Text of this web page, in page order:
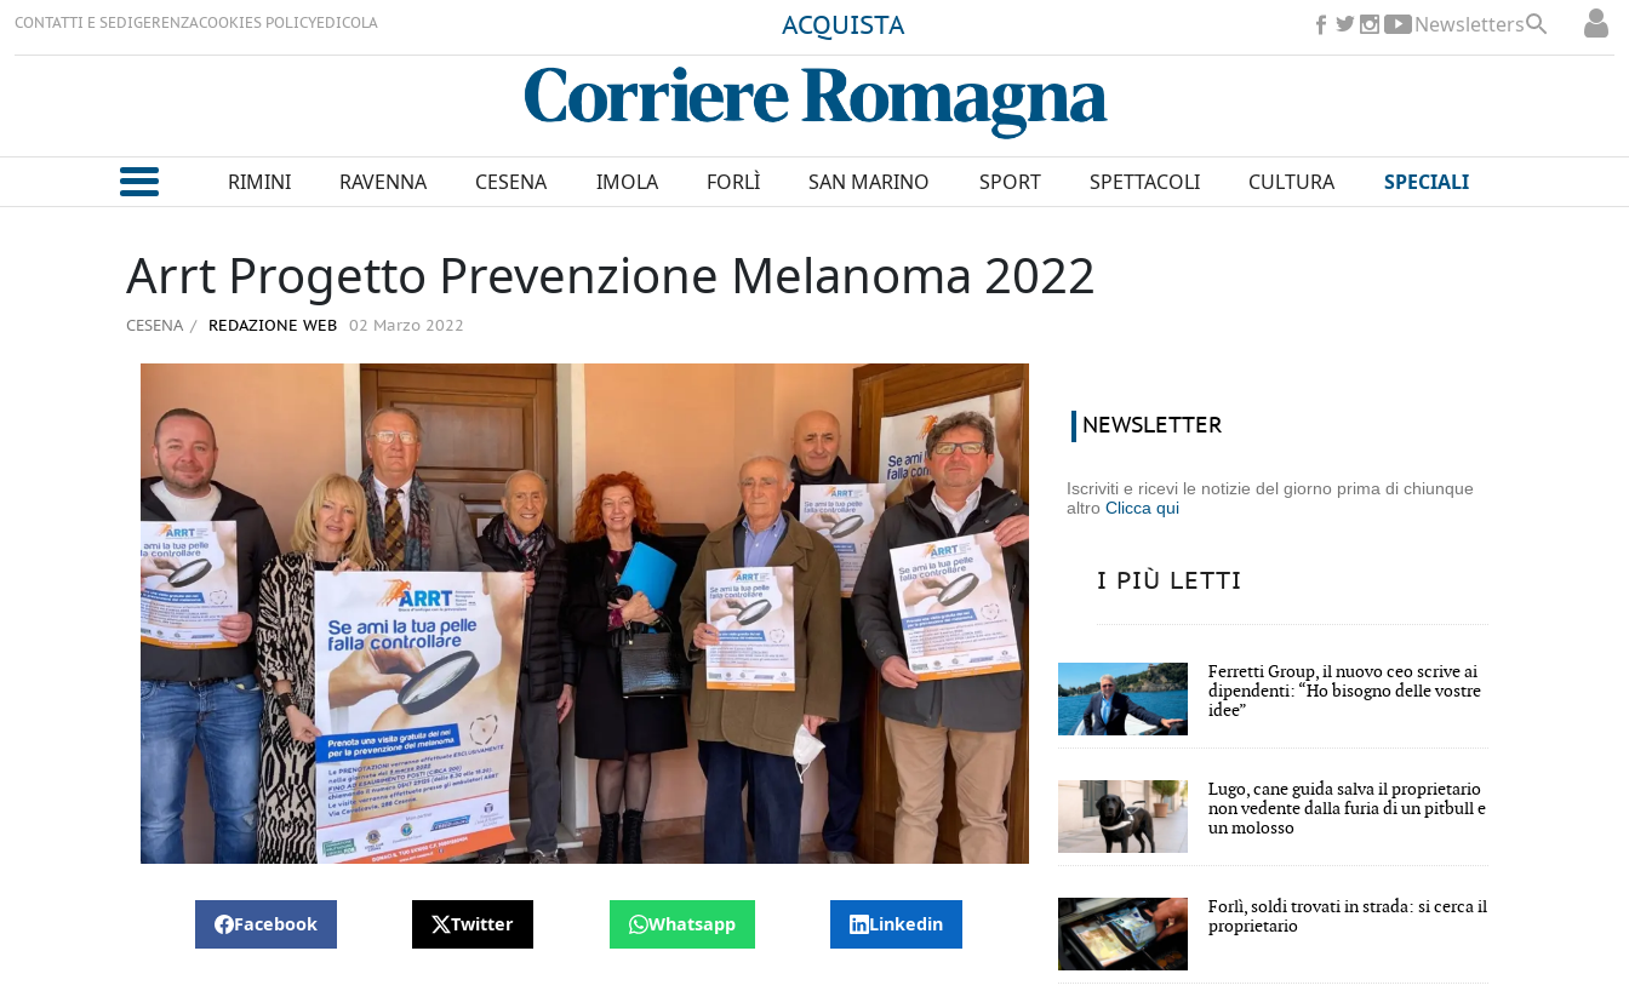
CONTATTI E SEDIGERENZACOOKIES POLICYEDICOLA ACQUISTA Newsletters
RIMINI RAVENNA CESENA IMOLA FORLÌ SAN MARINO SPORT SPETTACOLI CULTURA SPECIALI
Arrt Progetto Prevenzione Melanoma 2022
CESENA REDAZIONE WEB 02 Marzo 2022
Facebook Twitter Whatsapp Linkedin
NEWSLETTER
Iscriviti e ricevi le notizie del giorno prima di chiunque
altroClicca qui
I PIÙ LETTI
Ferretti Group, il nuovo ceo scrive ai
dipendenti: “Ho bisogno delle vostre
idee”
Lugo, cane guida salva il proprietario
non vedente dalla furia di un pitbull e
un molosso
Forlì, soldi trovati in strada: si cerca il
proprietario